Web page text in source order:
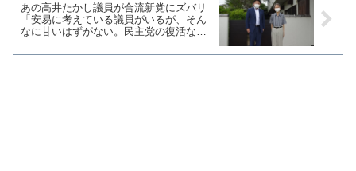
あの高井たかし議員が合流新党にズバリ
「安易に考えている議員がいるが、そん
なに甘いはずがない。民主党の復活なら